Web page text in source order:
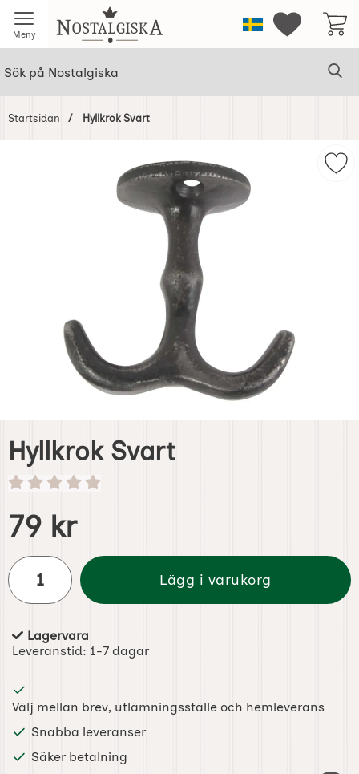
Meny Startsidan för NostalgiskaSverigeMina
Startsidan Hyllkrok Svart
Hyllkrok Svart
Handla denna produkt Hyllkrok Svart
pris
79 kr
antal
Lägg i varukorg
Tillgänglighet:
Lagervara
Leveranstid: 1-7 dagar
Välj mellan brev, utlämningsställe och hemleverans
Snabba leveranser
Säker betalning